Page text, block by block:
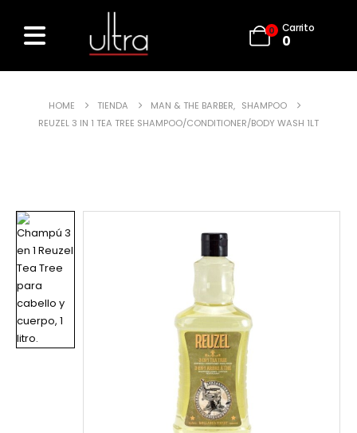
0 Carrito
0
HOME TIENDA MAN & THE BARBER, SHAMPOO
REUZEL 3 IN 1 TEA TREE SHAMPOO/CONDITIONER/BODY WASH 1LT